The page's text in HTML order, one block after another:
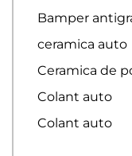
Bamper
ceramica auto
Ceramica de
Colant auto
Colant auto